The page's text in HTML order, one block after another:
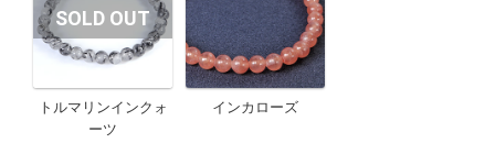
トルマリンインクォ
ーツ
インカローズ